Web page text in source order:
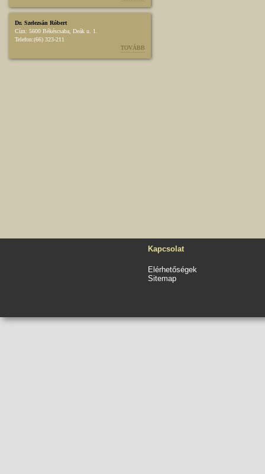
Dr. Szelezsán Róbert
Cím: 5600 Békéscsaba, Deák u. 1.
Telefon:(66) 323-211
TOVÁBB
Kapcsolat
Elérhetőségek
Sitemap